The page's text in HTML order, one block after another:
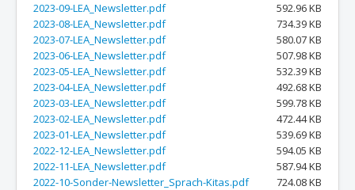
2023-09-LEA_Newsletter.pdf
592.96 KB
2023-08-LEA_Newsletter.pdf
734.39 KB
2023-07-LEA_Newsletter.pdf
580.07 KB
2023-06-LEA_Newsletter.pdf
507.98 KB
2023-05-LEA_Newsletter.pdf
532.39 KB
2023-04-LEA_Newsletter.pdf
492.68 KB
2023-03-LEA_Newsletter.pdf
599.78 KB
2023-02-LEA_Newsletter.pdf
472.44 KB
2023-01-LEA_Newsletter.pdf
539.69 KB
2022-12-LEA_Newsletter.pdf
594.05 KB
2022-11-LEA_Newsletter.pdf
587.94 KB
2022-10-Sonder-Newsletter_Sprach-Kitas.pdf
724.08 KB